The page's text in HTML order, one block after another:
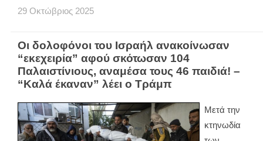
29 Οκτώβριος 2025
Οι δολοφόνοι του Ισραήλ ανακοίνωσαν
“εκεχειρία” αφού σκότωσαν 104
Παλαιστίνιους, αναμέσα τους 46 παιδιά! –
“Καλά έκαναν” λέει ο Τράμπ
Μετά την
κτηνωδία